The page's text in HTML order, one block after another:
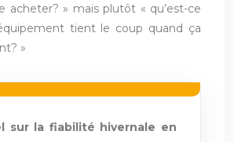
acheter? » mais plutôt « qu’est-ce
tient le coup quand ça
»
sur la fiabilité hivernale en